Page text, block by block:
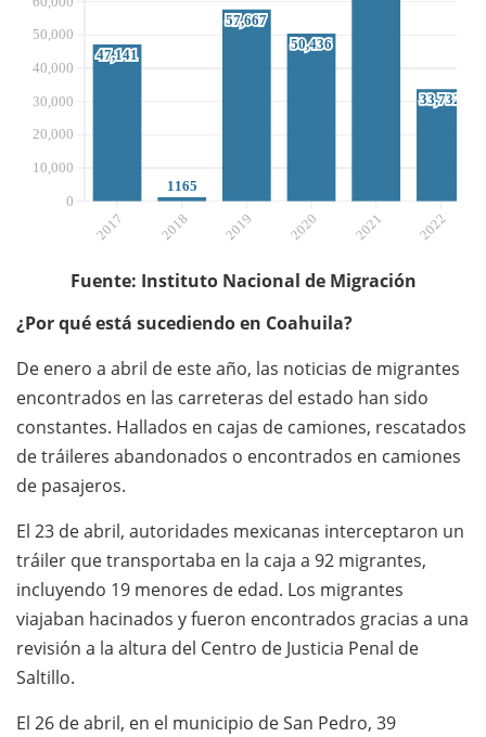
2017 2018 2019 2020 2021 2022
0
50,000
40,000
30,000
20,000
10,000
47,141
47,141
1165
1165
57,667
57,667
50,436
50,436
33,732
33,732
Fuente: Instituto Nacional de Migración
¿Por qué está sucediendo en Coahuila?
De enero a abril de este año, las noticias de migrantes
encontrados en las carreteras del estado han sido
constantes. Hallados en cajas de camiones, rescatados
de tráileres abandonados o encontrados en camiones
de pasajeros.
El 23 de abril, autoridades mexicanas interceptaron un
tráiler que transportaba en la caja a 92 migrantes,
incluyendo 19 menores de edad. Los migrantes
viajaban hacinados y fueron encontrados gracias a una
revisión a la altura del Centro de Justicia Penal de
Saltillo.
El 26 de abril, en el municipio de San Pedro, 39